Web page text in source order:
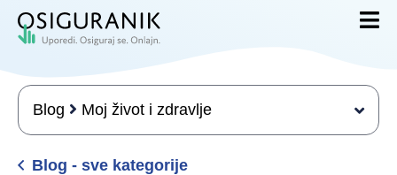
Blog Moj život i zdravlje
Blog - sve kategorije